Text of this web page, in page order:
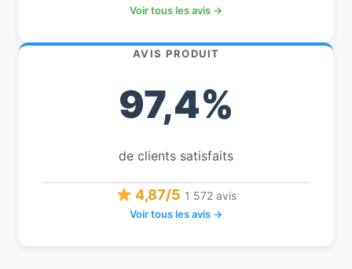
Voir tous les avis →
AVIS PRODUIT
97,4%
de clients satisfaits
4,87/5 1 572 avis
Voir tous les avis →